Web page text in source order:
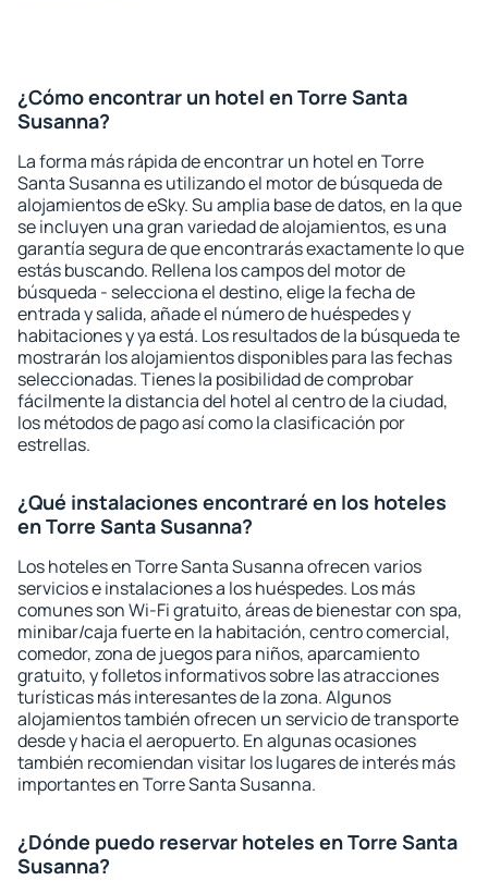
¿Cómo encontrar un hotel en Torre Santa
Susanna?
La forma más rápida de encontrar un hotel en Torre
Santa Susanna es utilizando el motor de búsqueda de
alojamientos de eSky. Su amplia base de datos, en la que
se incluyen una gran variedad de alojamientos, es una
garantía segura de que encontrarás exactamente lo que
estás buscando. Rellena los campos del motor de
búsqueda - selecciona el destino, elige la fecha de
entrada y salida, añade el número de huéspedes y
habitaciones y ya está. Los resultados de la búsqueda te
mostrarán los alojamientos disponibles para las fechas
seleccionadas. Tienes la posibilidad de comprobar
fácilmente la distancia del hotel al centro de la ciudad,
los métodos de pago así como la clasificación por
estrellas.
¿Qué instalaciones encontraré en los hoteles
en Torre Santa Susanna?
Los hoteles en Torre Santa Susanna ofrecen varios
servicios e instalaciones a los huéspedes. Los más
comunes son Wi-Fi gratuito, áreas de bienestar con spa,
minibar/caja fuerte en la habitación, centro comercial,
comedor, zona de juegos para niños, aparcamiento
gratuito, y folletos informativos sobre las atracciones
turísticas más interesantes de la zona. Algunos
alojamientos también ofrecen un servicio de transporte
desde y hacia el aeropuerto. En algunas ocasiones
también recomiendan visitar los lugares de interés más
importantes en Torre Santa Susanna.
¿Dónde puedo reservar hoteles en Torre Santa
Susanna?